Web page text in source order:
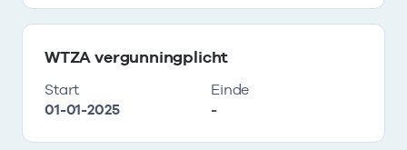
WTZA vergunningplicht
Start
01-01-2025
Einde
-